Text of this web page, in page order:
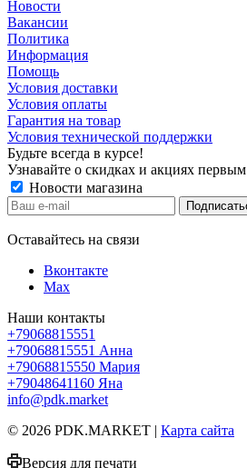
Новости
Вакансии
Политика
Информация
Помощь
Условия доставки
Условия оплаты
Гарантия на товар
Условия технической поддержки
Будьте всегда в курсе!
Узнавайте о скидках и акциях первым
Новости магазина
Оставайтесь на связи
Вконтакте
Max
Наши контакты
+79068815551
+79068815551 Анна
+79068815550 Мария
+79048641160 Яна
info@pdk.market
© 2026 PDK.MARKET | Карта сайта
Версия для печати